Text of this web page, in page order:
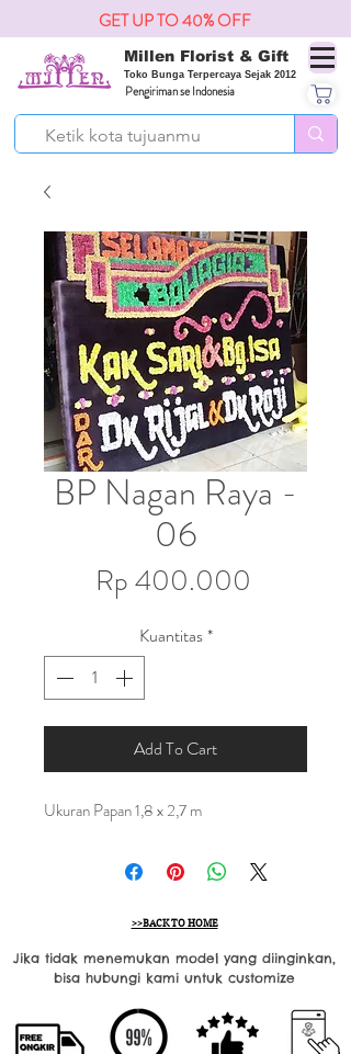
Millen Florist & Gift
Toko Bunga Terpercaya Sejak 2012
Pengiriman se Indonesia
GET UP TO 40% OFF
BP Nagan Raya -
06
Rp 400.000
Kuantitas*
Add To Cart
Ukuran Papan 1,8 x 2,7 m
>>BACK TO HOME
Jika tidak menemukan model yang diinginkan,
bisa hubungi kami untuk customize